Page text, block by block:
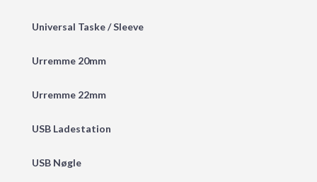
Universal Taske / Sleeve
Urremme 20mm
Urremme 22mm
USB Ladestation
USB Nøgle